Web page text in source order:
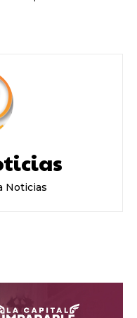
Noticias